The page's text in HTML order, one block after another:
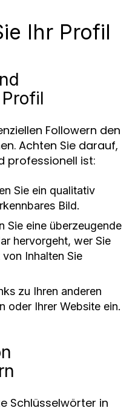
Ihr Profil
Followern den
Achten Sie darauf,
professionell ist:
Sie ein qualitativ
Bild.
Sie eine überzeugende
hervorgeht, wer Sie
Inhalten Sie
zu Ihren anderen
oder Ihrer Website ein.
Schlüsselwörter in